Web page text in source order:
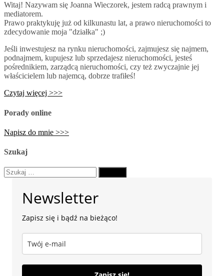
Witaj! Nazywam się Joanna Wieczorek, jestem radcą prawnym i
mediatorem.
Prawo praktykuję już od kilkunastu lat, a prawo nieruchomości to
zdecydowanie moja "działka" ;)
Jeśli inwestujesz na rynku nieruchomości, zajmujesz się najmem,
podnajmem, kupujesz lub sprzedajesz nieruchomości, jesteś
pośrednikiem, zarządcą nieruchomości, czy też zwyczajnie jej
właścicielem lub najemcą, dobrze trafiłeś!
Czytaj więcej >>>
Porady online
Napisz do mnie >>>
Szukaj
Szukaj:
Newsletter
Zapisz się i bądź na bieżąco!